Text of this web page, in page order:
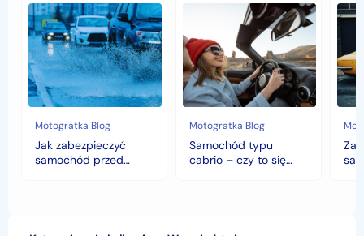
Jak
zabezpieczyć
samochód
przed
jesiennymi
chłodami
i
deszczem?
Motogratka Blog
Jak zabezpieczyć
samochód przed
Samochód
cabrio
–
czy
to
się
opłaca
w
polskim
klimacie?
Motogratka Blog
Samochód typu
cabrio – czy to się
czyli